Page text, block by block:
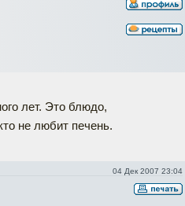
лет. Это блюдо,
не любит печень.
04 Дек 2007 23:04